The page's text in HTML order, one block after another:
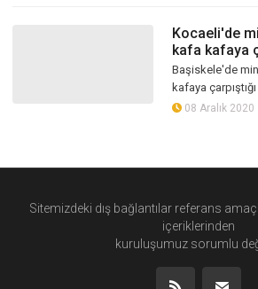
Kocaeli'de
kafa kafaya
Başiskele'de
kafaya
08 Aralık 2020
Sitemizdeki dış bağlantılar referans
içeriklerinden
kuruluşumuz sorumlu